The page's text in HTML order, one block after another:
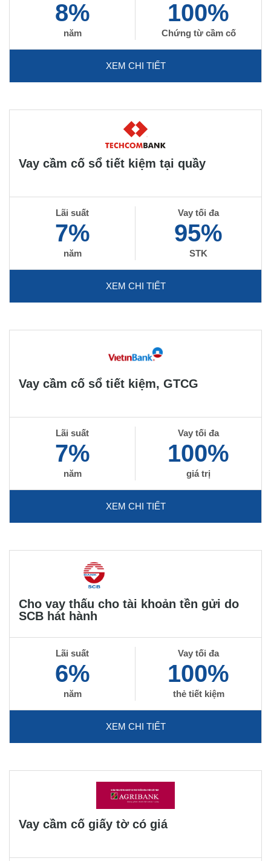
8%
năm
100%
Chứng từ cầm cố
XEM CHI TIẾT
Vay cầm cố sổ tiết kiệm tại quầy
Lãi suất
7%
năm
Vay tối đa
95%
STK
XEM CHI TIẾT
Vay cầm cố sổ tiết kiệm, GTCG
Lãi suất
7%
năm
Vay tối đa
100%
giá trị
XEM CHI TIẾT
Cho vay thấu cho tài khoản tền gửi do
SCB hát hành
Lãi suất
6%
năm
Vay tối đa
100%
thẻ tiết kiệm
XEM CHI TIẾT
Vay cầm cố giấy tờ có giá